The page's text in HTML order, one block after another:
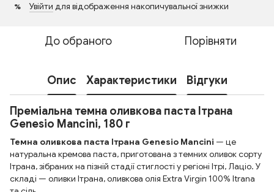
% Увійти для відображення накопичувальної знижки
До обраного Порівняти
Опис Характеристики Відгуки
Преміальна темна оливкова паста Ітрана
Genesio Mancini, 180 г
Темна оливкова паста Ітрана Genesio Mancini — це
натуральна кремова паста, приготована з темних оливок сорту
Ітрана, зібраних на пізній стадії стиглості у регіоні Ітрі, Лаціо. У
складі — оливки Ітрана, оливкова олія Extra Virgin 100% Itrana